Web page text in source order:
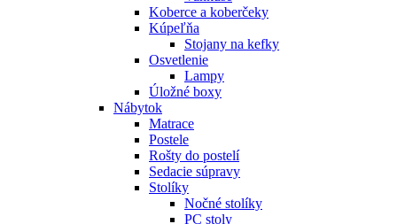
Koberce a koberčeky
Kúpeľňa
Stojany na kefky
Osvetlenie
Lampy
Úložné boxy
Nábytok
Matrace
Postele
Rošty do postelí
Sedacie súpravy
Stolíky
Nočné stolíky
PC stoly